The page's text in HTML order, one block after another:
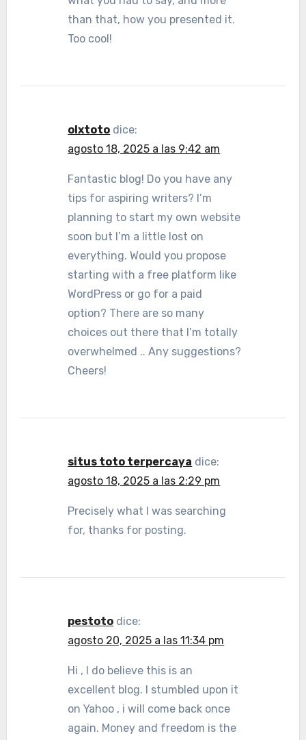
than that, how you presented it.
Too cool!
olxtoto dice:
agosto 18, 2025 a las 9:42 am
Fantastic blog! Do you have any
tips for aspiring writers? I’m
planning to start my own website
soon but I’m a little lost on
everything. Would you propose
starting with a free platform like
WordPress or go for a paid
option? There are so many
choices out there that I’m totally
overwhelmed .. Any suggestions?
Cheers!
situs toto terpercaya dice:
agosto 18, 2025 a las 2:29 pm
Precisely what I was searching
for, thanks for posting.
pestoto dice:
agosto 20, 2025 a las 11:34 pm
Hi , I do believe this is an
excellent blog. I stumbled upon it
on Yahoo , i will come back once
again. Money and freedom is the